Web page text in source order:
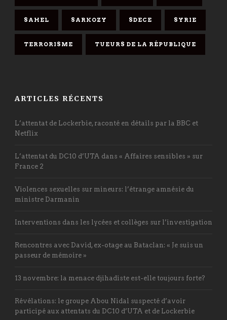
SAHEL SARKOZY SDECE SYRIE
TERRORISME TUEURS DE LA RÉPUBLIQUE
ARTICLES RÉCENTS
L’attentat de Lockerbie, raconté en détails par la BBC et
Netflix
L’attentat du DC10 d’UTA dans « Affaires sensibles » sur
France 2
Violences sexuelles sur mineurs: l’étrange amnésie du
ministre Darmanin
Interventions dans les lycées et collèges sur l’investigation
Rencontres avec David, ex-otage au Bataclan: « Je suis un
passeur de mémoire »
13 novembre: la menace djihadiste est-elle toujours forte?
Révélations: le groupe Abou Nidal suspecté d’avoir
participé aux attentats du DC10 d’UTA et de Lockerbie